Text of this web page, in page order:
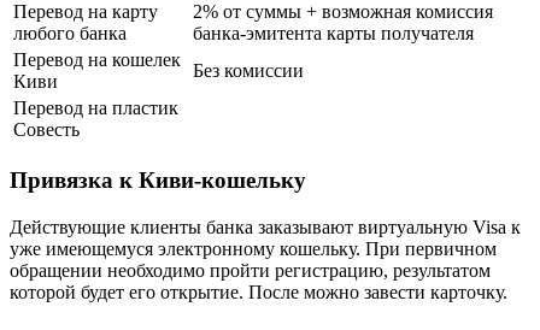
Перевод на карту
любого банка
2% от суммы + возможная комиссия
банка-эмитента карты получателя
Перевод на кошелек
Киви
Без комиссии
Перевод на пластик
Совесть
Привязка к Киви-кошельку
Действующие клиенты банка заказывают виртуальную Visa к
уже имеющемуся электронному кошельку. При первичном
обращении необходимо пройти регистрацию, результатом
которой будет его открытие. После можно завести карточку.